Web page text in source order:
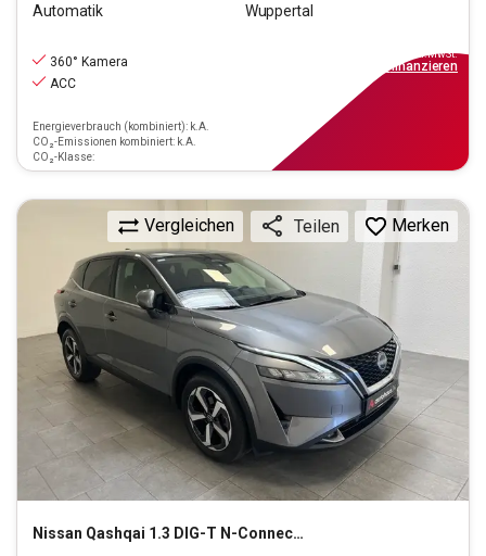
Automatik
Wuppertal
360° Kamera
ACC
Energieverbrauch (kombiniert): k.A.
CO₂-Emissionen kombiniert: k.A.
CO₂-Klasse:
inkl.MwSt.
finanzieren
Nissan Qashqai 1.3 DIG-T N-Connecta (EURO 6d)
Vergleichen Teilen Merken